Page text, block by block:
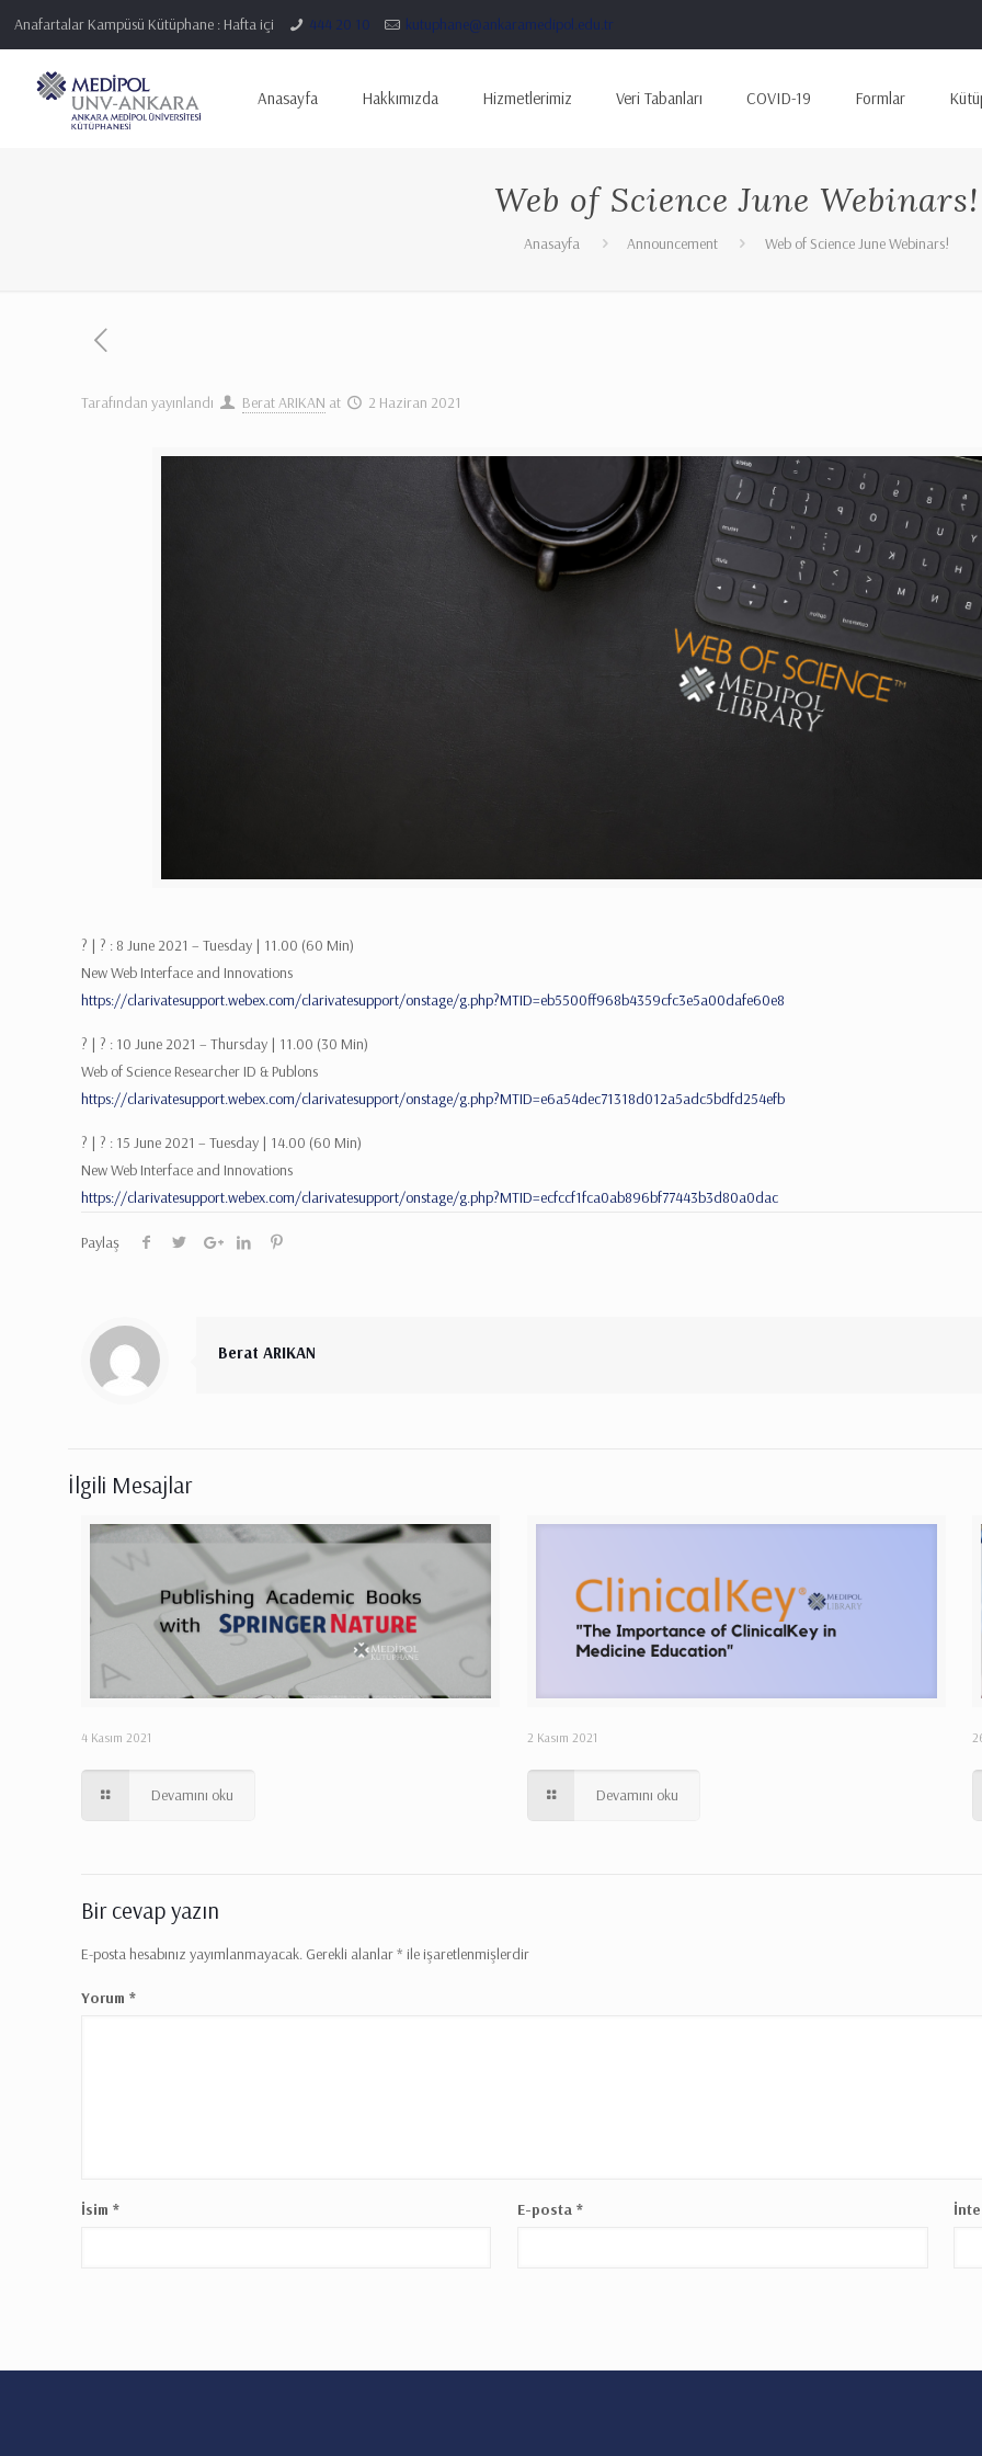
Anafartalar Kampüsü Kütüphane : Hafta içi 444 20 10 kutuphane@ankaramedipol.edu.tr
Anasayfa Hakkımızda Hizmetlerimiz Veri Tabanları COVID-19 Formlar
Web of Science June Webinars!
Anasayfa Announcement Web of Science June Webinars!
Tarafından yayınlandı Berat ARIKAN at 2 Haziran 2021
? | ? : 8 June 2021 – Tuesday | 11.00 (60 Min)
New Web Interface and Innovations
https://clarivatesupport.webex.com/clarivatesupport/onstage/g.php?MTID=eb5500ff968b4359cfc3e5a00dafe60e8
? | ? : 10 June 2021 – Thursday | 11.00 (30 Min)
Web of Science Researcher ID & Publons
https://clarivatesupport.webex.com/clarivatesupport/onstage/g.php?MTID=e6a54dec71318d012a5adc5bdfd254efb
? | ? : 15 June 2021 – Tuesday | 14.00 (60 Min)
New Web Interface and Innovations
https://clarivatesupport.webex.com/clarivatesupport/onstage/g.php?MTID=ecfccf1fca0ab896bf77443b3d80a0dac
Paylaş
Berat ARIKAN
İlgili Mesajlar
4 Kasım 2021
Devamını oku
2 Kasım 2021
Devamını oku
Bir cevap yazın
E-posta hesabınız yayımlanmayacak. Gerekli alanlar* ile işaretlenmişlerdir
Yorum*
İsim* E-posta*